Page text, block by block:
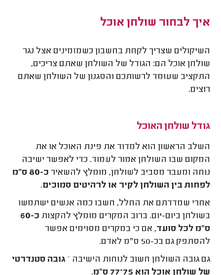
איך לבחור שולחן אוכל
השיקולים שצריך לקחת בחשבון כשמזמינים אצל נגר
שולחן אוכל הם: הגודל של השולחן שאתם צריכים,
התקציב שעומד לרשותכם והסגנון של השולחן שאתם
רוצים.
גודל שולחן האוכל
השלב הראשון הוא למדוד את פינת האוכל או את
המקום שבו השולחן אמור לעמוד. כדי לאפשר ישיבה
נוחה ומעבר מסביב לשולחן, מומלץ להשאיר
כ-80 ס"מ
לפחות בין השולחן לקיר או לרהיטים סמוכים.
אחרי שמדדתם את החלל, חשבו כמה אנשים ישתמשו
בשולחן ביום-יום. ברוב המקרים מומלץ להקצות
כ-60
ס"מ לכל סועד, אם כי במקרים מסוימים אפשר
להסתפק גם בכ-50 ס"מ לאדם.
גם גובה השולחן חשוב לנוחות הישיבה –גובה סטנדרטי
של שולחן אוכל הוא 75–77 ס"מ
.